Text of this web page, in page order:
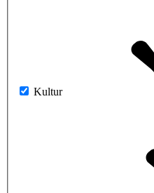
Kultur